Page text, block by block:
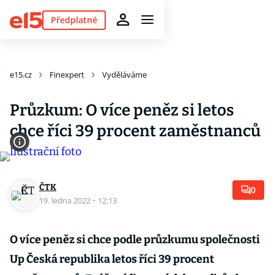
Předplatné
e15.cz Finexpert Vyděláváme
Průzkum: O více peněz si letos
chce říci 39 procent zaměstnanců
ČTK
19. ledna 2022 · 12:13
0
O více peněz si chce podle průzkumu společnosti
Up Česká republika letos říci 39 procent